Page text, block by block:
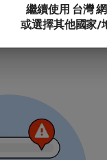
導致無法追蹤你的
繼續使用 台灣
或選擇其他國家/